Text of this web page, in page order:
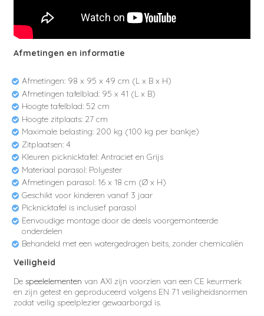
Afmetingen en informatie
Afmetingen: 98 x 95 x 49 cm (L x B x H)
Afmetingen tafelblad: 95 x 41 (L x B)
Hoogte tafelblad: 52 cm
Hoogte zitplaats: 27 cm
Maximale belasting: 200 kg (100 kg per bankje)
Zitplaatsen: 4
Kleuren picknicktafel: Antraciet en Grijs
Materiaal parasol: Polyester
Afmetingen parasol: 16 x 18 cm (Ø x H)
Geschikt voor kinderen vanaf 3 jaar
Picknicktafel is inclusief parasol
Eenvoudige montage door de deels voorgemonteerde
onderdelen
Behandeld met een watergedragen beits, zonder chemicaliën
Veiligheid
De speelelementen van AXI zijn voorzien van een CE keurmerk
en zijn getest en geproduceerd volgens EN 71 veiligheidsnormen
zodat veilig speelplezier gewaarborgd is.